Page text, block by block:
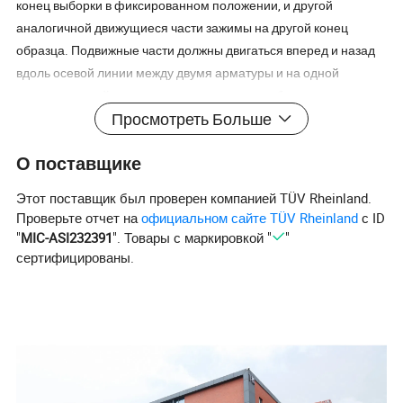
конец выборки в фиксированном положении, и другой
аналогичной движущиеся части зажимы на другой конец
образца. Подвижные части должны двигаться вперед и назад
вдоль осевой линии между двумя арматуры и на одной
отрегулирована так, что кратчайшее расстояние между двумя
арматуры (13±1)мм, и самое большое расстояние - (57±1)мм.
2. 12 испытательные образцы могут быть проверены в то же
3. Проверьте скорость: (340-400) раз в минуту.
4.: контроллера подсчета семян, автоматическая функция
остановки при достижении заданного количества раз, Power-
Просмотреть Больше
О поставщике
Этот поставщик был проверен компанией TÜV Rheinland.
Проверьте отчет наофициальном сайте TÜV Rheinland с ID
"MIC-ASI232391". Товары с маркировкой "
"
сертифицированы.